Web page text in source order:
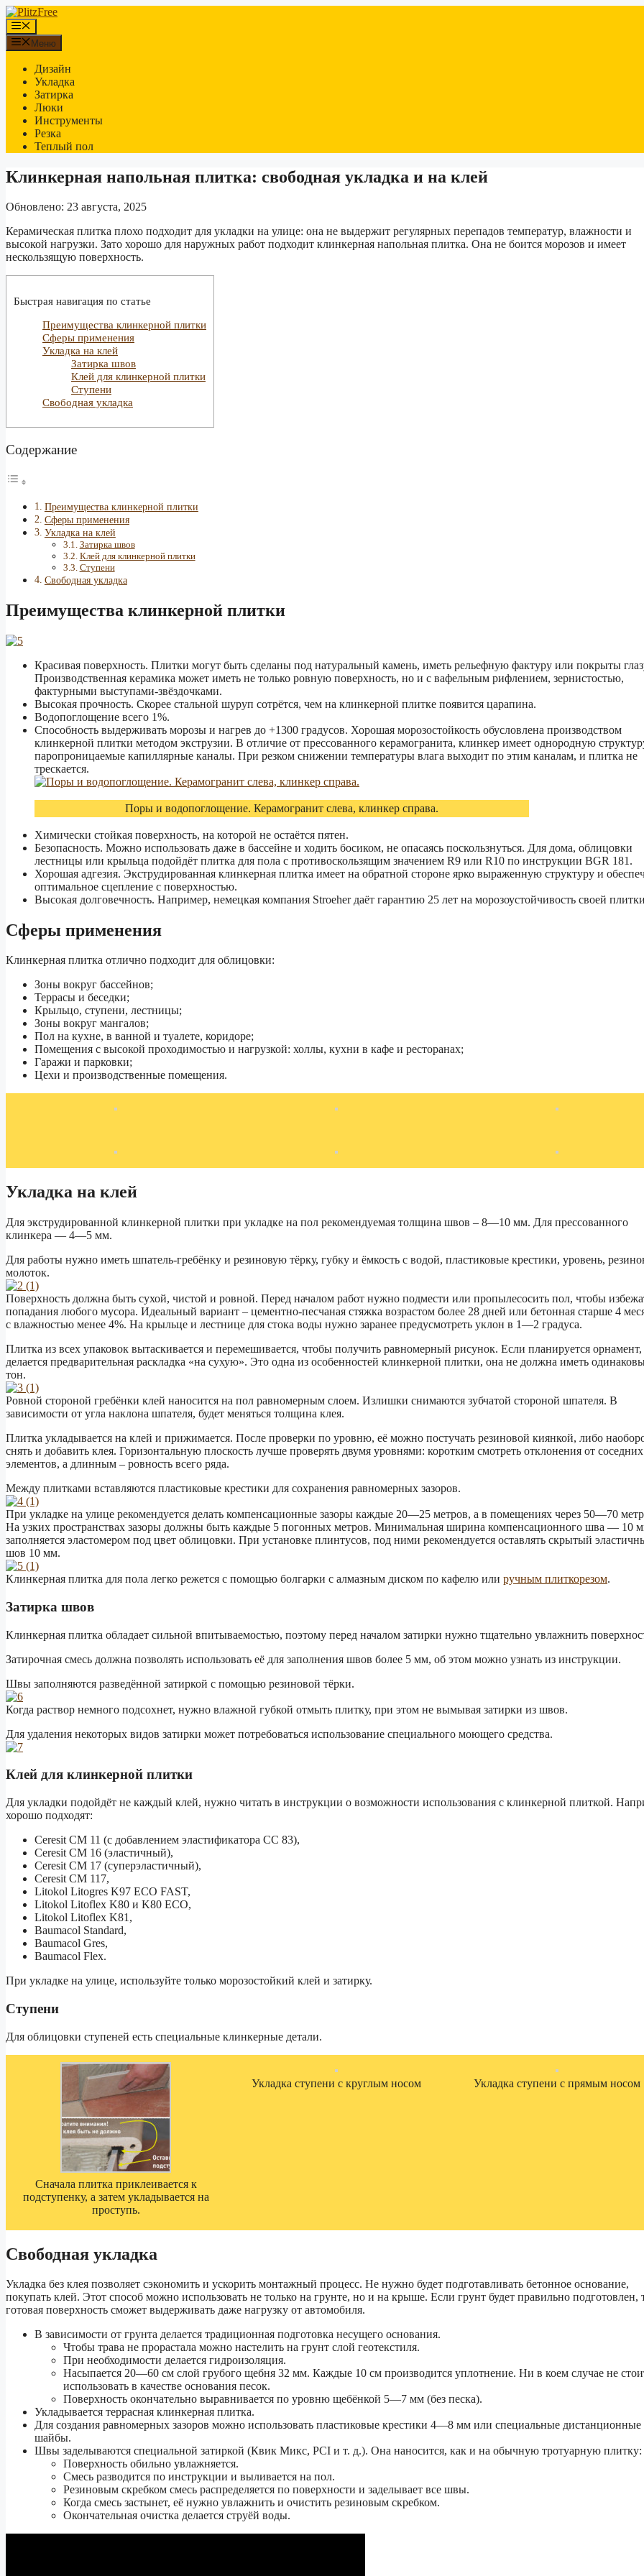
Перейти
к
содержимому
Меню
Меню
Дизайн
Укладка
Затирка
Люки
Инструменты
Резка
Теплый пол
Клинкерная напольная плитка: свободная укладка и на клей
Обновлено: 23 августа, 2025
Керамическая плитка плохо подходит для укладки на улице: она не выдержит регулярных перепадов температур, влажности и
высокой нагрузки. Зато хорошо для наружных работ подходит клинкерная напольная плитка. Она не боится морозов и имеет
нескользящую поверхность.
Быстрая навигация по статье
Преимущества клинкерной плитки
Сферы применения
Укладка на клей
Затирка швов
Клей для клинкерной плитки
Ступени
Свободная укладка
Содержание
Преимущества клинкерной плитки
Сферы применения
Укладка на клей
Затирка швов
Клей для клинкерной плитки
Ступени
Свободная укладка
Преимущества клинкерной плитки
Красивая поверхность. Плитки могут быть сделаны под натуральный камень, иметь рельефную фактуру или покрыты
Производственная керамика может иметь не только ровную поверхность, но и с вафельным рифлением, зернистостью,
фактурными выступами-звёздочками.
Высокая прочность. Скорее стальной шуруп сотрётся, чем на клинкерной плитке появится царапина.
Водопоглощение всего 1%.
Способность выдерживать морозы и нагрев до +1300 градусов. Хорошая морозостойкость обусловлена производством
клинкерной плитки методом экструзии. В отличие от прессованного керамогранита, клинкер имеет однородную
паропроницаемые капиллярные каналы. При резком снижении температуры влага выходит по этим каналам, и плитка не
трескается.
Поры и водопоглощение. Керамогранит слева, клинкер справа.
Химически стойкая поверхность, на которой не остаётся пятен.
Безопасность. Можно использовать даже в бассейне и ходить босиком, не опасаясь поскользнуться. Для дома, облицовки
лестницы или крыльца подойдёт плитка для пола с противоскользящим значением R9 или R10 по инструкции BGR 181.
Хорошая адгезия. Экструдированная клинкерная плитка имеет на обратной стороне ярко выраженную структуру и
оптимальное сцепление с поверхностью.
Высокая долговечность. Например, немецкая компания Stroeher даёт гарантию 25 лет на морозоустойчивость своей
Сферы применения
Клинкерная плитка отлично подходит для облицовки:
Зоны вокруг бассейнов;
Террасы и беседки;
Крыльцо, ступени, лестницы;
Зоны вокруг мангалов;
Пол на кухне, в ванной и туалете, коридоре;
Помещения с высокой проходимостью и нагрузкой: холлы, кухни в кафе и ресторанах;
Гаражи и парковки;
Цехи и производственные помещения.
Укладка на клей
Для экструдированной клинкерной плитки при укладке на пол рекомендуемая толщина швов – 8—10 мм. Для прессованного
клинкера — 4—5 мм.
Для работы нужно иметь шпатель-гребёнку и резиновую тёрку, губку и ёмкость с водой, пластиковые крестики, уровень,
молоток.
Поверхность должна быть сухой, чистой и ровной. Перед началом работ нужно подмести или пропылесосить пол, чтобы
попадания любого мусора. Идеальный вариант – цементно-песчаная стяжка возрастом более 28 дней или бетонная старше 4
с влажностью менее 4%. На крыльце и лестнице для стока воды нужно заранее предусмотреть уклон в 1—2 градуса.
Плитка из всех упаковок вытаскивается и перемешивается, чтобы получить равномерный рисунок. Если планируется орнамент,
делается предварительная раскладка «на сухую». Это одна из особенностей клинкерной плитки, она не должна иметь
тон.
Ровной стороной гребёнки клей наносится на пол равномерным слоем. Излишки снимаются зубчатой стороной шпателя. В
зависимости от угла наклона шпателя, будет меняться толщина клея.
Плитка укладывается на клей и прижимается. После проверки по уровню, её можно постучать резиновой киянкой, либо
снять и добавить клея. Горизонтальную плоскость лучше проверять двумя уровнями: коротким смотреть отклонения от соседних
элементов, а длинным – ровность всего ряда.
Между плитками вставляются пластиковые крестики для сохранения равномерных зазоров.
При укладке на улице рекомендуется делать компенсационные зазоры каждые 20—25 метров, а в помещениях через 50—70
На узких пространствах зазоры должны быть каждые 5 погонных метров. Минимальная ширина компенсационного шва — 10
заполняется эластомером под цвет облицовки. При установке плинтусов, под ними рекомендуется оставлять скрытый
шов 10 мм.
Клинкерная плитка для пола легко режется с помощью болгарки с алмазным диском по кафелю или ручным плиткорезом.
Затирка швов
Клинкерная плитка обладает сильной впитываемостью, поэтому перед началом затирки нужно тщательно увлажнить
Затирочная смесь должна позволять использовать её для заполнения швов более 5 мм, об этом можно узнать из инструкции.
Швы заполняются разведённой затиркой с помощью резиновой тёрки.
Когда раствор немного подсохнет, нужно влажной губкой отмыть плитку, при этом не вымывая затирки из швов.
Для удаления некоторых видов затирки может потребоваться использование специального моющего средства.
Клей для клинкерной плитки
Для укладки подойдёт не каждый клей, нужно читать в инструкции о возможности использования с клинкерной плиткой.
хорошо подходят:
Ceresit CM 11 (с добавлением эластификатора CC 83),
Ceresit CM 16 (эластичный),
Ceresit CM 17 (суперэластичный),
Ceresit CM 117,
Litokol Litogres K97 ECO FAST,
Litokol Litoflex K80 и K80 ECO,
Litokol Litoflex K81,
Baumacol Standard,
Baumacol Gres,
Baumacol Flex.
При укладке на улице, используйте только морозостойкий клей и затирку.
Ступени
Для облицовки ступеней есть специальные клинкерные детали.
Сначала плитка приклеивается к
подступенку, а затем укладывается на
проступь.
Укладка ступени с круглым носом Укладка ступени с прямым носом
Свободная укладка
Укладка без клея позволяет сэкономить и ускорить монтажный процесс. Не нужно будет подготавливать бетонное основание,
покупать клей. Этот способ можно использовать не только на грунте, но и на крыше. Если грунт будет правильно подготовлен,
готовая поверхность сможет выдерживать даже нагрузку от автомобиля.
В зависимости от грунта делается традиционная подготовка несущего основания.
Чтобы трава не прорастала можно настелить на грунт слой геотекстиля.
При необходимости делается гидроизоляция.
Насыпается 20—60 см слой грубого щебня 32 мм. Каждые 10 см производится уплотнение. Ни в коем случае не
использовать в качестве основания песок.
Поверхность окончательно выравнивается по уровню щебёнкой 5—7 мм (без песка).
Укладывается террасная клинкерная плитка.
Для создания равномерных зазоров можно использовать пластиковые крестики 4—8 мм или специальные дистанционные
шайбы.
Швы заделываются специальной затиркой (Квик Микс, PCI и т. д.). Она наносится, как и на обычную тротуарную плитку:
Поверхность обильно увлажняется.
Смесь разводится по инструкции и выливается на пол.
Резиновым скребком смесь распределяется по поверхности и заделывает все швы.
Когда смесь застынет, её нужно увлажнить и очистить резиновым скребком.
Окончательная очистка делается струёй воды.